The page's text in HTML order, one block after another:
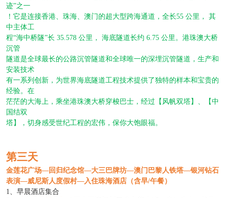
迹”之一
！它是连接香港、珠海、澳门的超大型跨海通道，全长55 公里， 其
中主体工
程“海中桥隧”长 35.578 公里， 海底隧道长约 6.75 公里。港珠澳大桥
沉管
隧道是全球最长的公路沉管隧道和全球唯一的深埋沉管隧道，生产和
安装技术
有一系列创新， 为世界海底隧道工程技术提供了独特的样本和宝贵的
经验。在
茫茫的大海上， 乘坐港珠澳大桥穿梭巴士，经过【风帆双塔】、【中
国结双
塔】，切身感受世纪工程的宏伟，保你大饱眼福。
第三天
金莲花广场—回归纪念馆—大三巴牌坊—澳门巴黎人铁塔—银河钻石
表演—威尼斯人度假村—入住珠海酒店（含早/午餐）
1、 早晨酒店集合